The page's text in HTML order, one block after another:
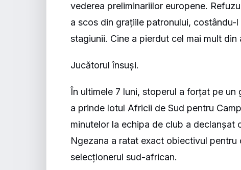
vederea preliminariilor europene.
a scos din grațiile patronului,
stagiunii. Cine a pierdut cel mai mult
Jucătorul însuși.
În ultimele 7 luni, stoperul a forțat pe
a prinde lotul Africii de Sud pentru
minutelor la echipa de club a declanșat
Ngezana a ratat exact obiectivul
selecționerul sud-african.